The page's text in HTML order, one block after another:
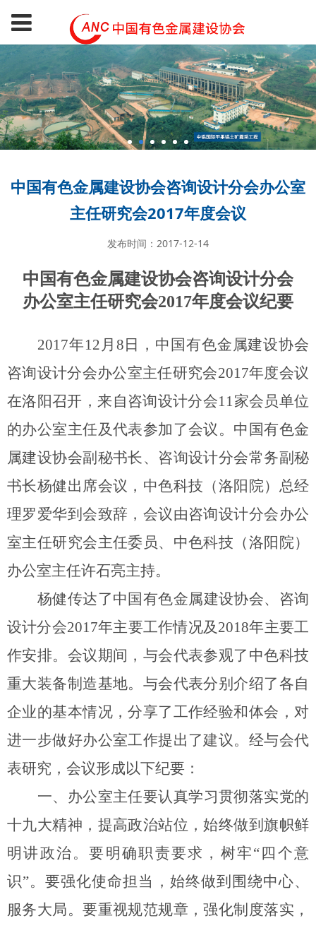
中国有色金属建设协会咨询设计分会办公室
主任研究会2017年度会议
发布时间：2017-12-14
中国有色金属建设协会咨询设计分会
办公室主任研究会2017年度会议纪要
2017年12月8日，中国有色金属建设协会
咨询设计分会办公室主任研究会2017年度会议
在洛阳召开，来自咨询设计分会11家会员单位
的办公室主任及代表参加了会议。中国有色金
属建设协会副秘书长、咨询设计分会常务副秘
书长杨健出席会议，中色科技（洛阳院）总经
理罗爱华到会致辞，会议由咨询设计分会办公
室主任研究会主任委员、中色科技（洛阳院）
办公室主任许石亮主持。
杨健传达了中国有色金属建设协会、咨询
设计分会2017年主要工作情况及2018年主要工
作安排。会议期间，与会代表参观了中色科技
重大装备制造基地。与会代表分别介绍了各自
企业的基本情况，分享了工作经验和体会，对
进一步做好办公室工作提出了建议。经与会代
表研究，会议形成以下纪要：
一、办公室主任要认真学习贯彻落实党的
十九大精神，提高政治站位，始终做到旗帜鲜
明讲政治。要明确职责要求，树牢“四个意
识”。要强化使命担当，始终做到围绕中心、
服务大局。要重视规范规章，强化制度落实，